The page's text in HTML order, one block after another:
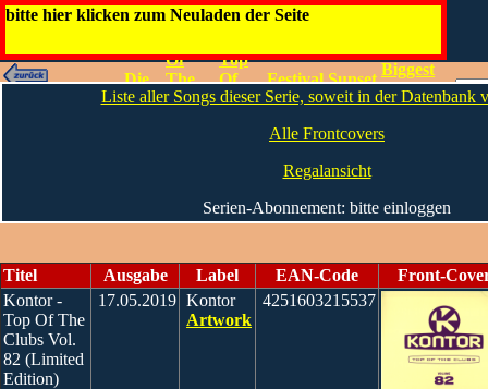
bitte hier klicken zum Neuladen der SeiteKontor
Artwork
Die
Infos
Of
The
Clubs
Top
Of
The
Festival
Sounds
Sunset
Chill
Biggest
Hits Of
The
Year
|
Liste aller Songs dieser Serie, soweit in der Datenbank
Alle Frontcovers
Regalansicht
Serien-Abonnement: bitte einloggen
Titel Ausgabe Label EAN-Code
Front-
Kontor -
Top Of The
Clubs Vol.
82 (Limited
Edition)
17.05.2019 Kontor
Artwork
4251603215537